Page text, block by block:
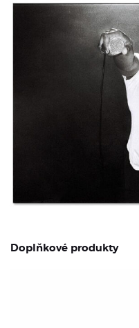
Doplňkové produkty